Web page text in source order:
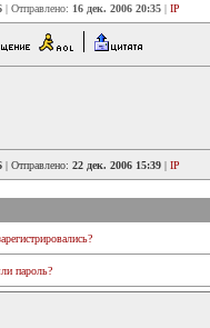
| Отправлено: 16 дек. 2006 20:35 | IP
| Отправлено: 22 дек. 2006 15:39 | IP
пароль?